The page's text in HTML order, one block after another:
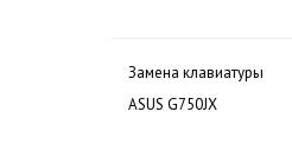
Замена клавиатуры
ASUS G750JX